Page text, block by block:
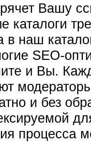
Вашу
каталоги
в наш
SEO-
и Вы.
и без
процесса